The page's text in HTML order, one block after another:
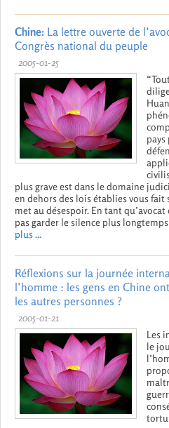
Chine: La lettre ouverte de
Congrès national du peuple
2005-01-25
plus grave est dans le domaine
en dehors des lois établies vous fait
met au désespoir. En tant
pas garder le silence plus
plus ...
Réflexions sur la journée
l’homme : les gens en Chine
les autres personnes ?
2005-01-21
Les
le